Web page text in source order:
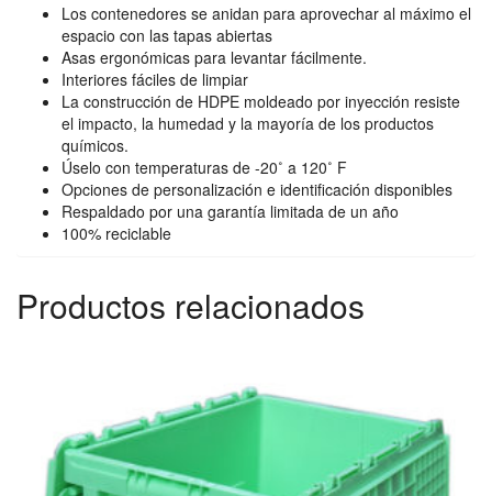
Los contenedores se anidan para aprovechar al máximo el
espacio con las tapas abiertas
Asas ergonómicas para levantar fácilmente.
Interiores fáciles de limpiar
La construcción de HDPE moldeado por inyección resiste
el impacto, la humedad y la mayoría de los productos
químicos.
Úselo con temperaturas de -20˚ a 120˚ F
Opciones de personalización e identificación disponibles
Respaldado por una garantía limitada de un año
100% reciclable
Productos relacionados